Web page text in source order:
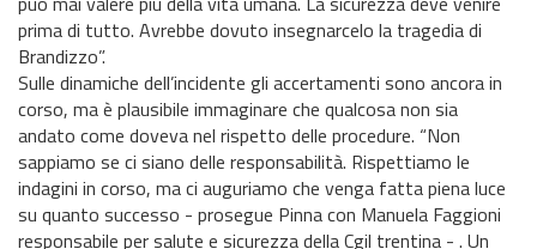
prima di tutto. Avrebbe dovuto insegnarcelo la tragedia di
Brandizzo”.
Sulle dinamiche dell’incidente gli accertamenti sono ancora in
corso, ma è plausibile immaginare che qualcosa non sia
andato come doveva nel rispetto delle procedure. “Non
sappiamo se ci siano delle responsabilità. Rispettiamo le
indagini in corso, ma ci auguriamo che venga fatta piena luce
su quanto successo - prosegue Pinna con Manuela Faggioni
responsabile per salute e sicurezza della Cgil trentina - . Un